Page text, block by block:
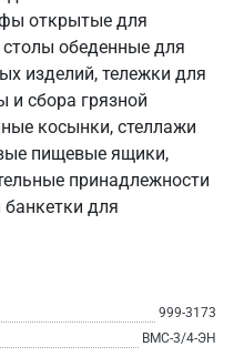
открытые для
обеденные для
изделий, тележки для
и сбора грязной
косынки, стеллажи
пищевые ящики,
принадлежности
для
999-3173
ВМС-3/4-ЭН